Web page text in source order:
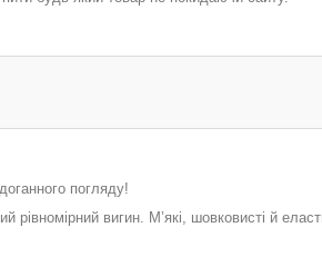
погляду!
рівномірний вигин. М’які, шовковисті й